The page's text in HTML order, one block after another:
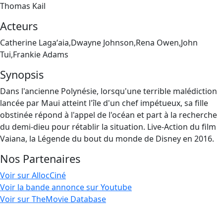
Thomas Kail
Acteurs
Catherine Lagaʻaia,Dwayne Johnson,Rena Owen,John
Tui,Frankie Adams
Synopsis
Dans l'ancienne Polynésie, lorsqu'une terrible malédiction
lancée par Maui atteint l'île d'un chef impétueux, sa fille
obstinée répond à l'appel de l'océan et part à la recherche
du demi-dieu pour rétablir la situation. Live-Action du film
Vaiana, la Légende du bout du monde de Disney en 2016.
Nos Partenaires
Voir sur AllocCiné
Voir la bande annonce sur Youtube
Voir sur TheMovie Database